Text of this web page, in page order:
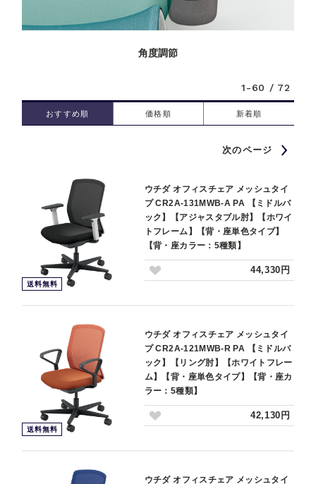
角度調節
1-60 / 72
おすすめ順 価格順 新着順
次のページ
送料無料
ウチダ オフィスチェア メッシュタイ
プ CR2A-131MWB-A PA 【ミドルバ
ック】【アジャスタブル肘】【ホワイ
トフレーム】【背・座単色タイプ】
【背・座カラー：5種類】
44,330円
送料無料
ウチダ オフィスチェア メッシュタイ
プ CR2A-121MWB-R PA 【ミドルバ
ック】【リング肘】【ホワイトフレー
ム】【背・座単色タイプ】【背・座カ
ラー：5種類】
42,130円
ウチダ オフィスチェア メッシュタイ